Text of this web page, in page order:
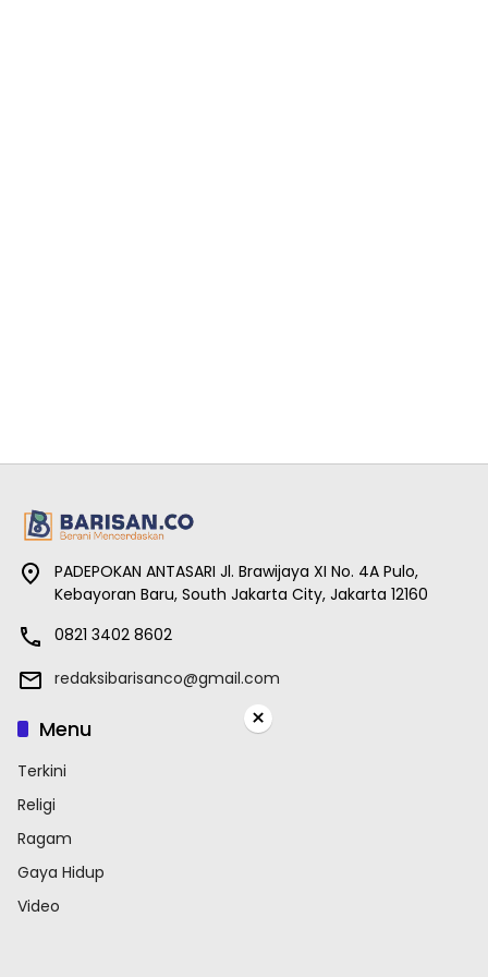
PADEPOKAN ANTASARI Jl. Brawijaya XI No. 4A Pulo,
Kebayoran Baru, South Jakarta City, Jakarta 12160
0821 3402 8602
redaksibarisanco@gmail.com
Menu
Terkini
Religi
Ragam
Gaya Hidup
Video
×